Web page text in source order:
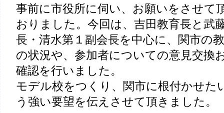
事前に市役所に伺い、お願いをさせて
おりました。今回は、吉田教育長と武
長・清水第１副会長を中心に、関市の
の状況や、参加者についての意見交換
確認を行いました。
モデル校をつくり、関市に根付かせた
う強い要望を伝えさせて頂きました。